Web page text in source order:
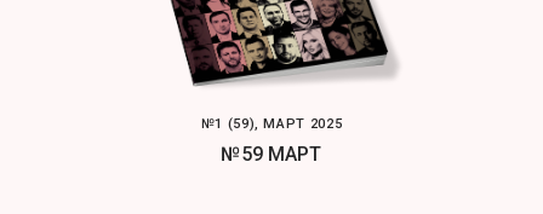
№1 (59), МАРТ 2025
№59 МАРТ